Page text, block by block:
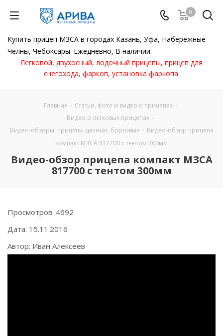
0
Купить прицеп МЗСА в городах Казань, Уфа, Набережные
Челны, Чебоксары. Ежедневно, В наличии.
Легковой, двухосный, лодочный прицепы, прицеп для
снегохода, фаркоп, установка фаркопа.
Главная - Статьи, фото и видео о прицепах -
Видео о легковых прицепах -
Видео-обзоры: прицепы дачные, бортовые - Видео-обзор прицепа
компакт МЗСА 817700 с тентом 300мм
Видео-обзор прицепа компакт МЗСА
817700 с тентом 300мм
Просмотров: 4692
Дата: 15.11.2016
Автор: Иван Алексеев